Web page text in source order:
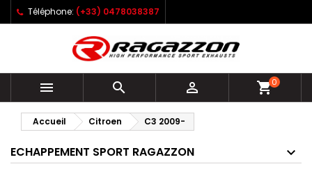
Téléphone: (+33) 0478038387
   shopping_cart0
Accueil Citroen C3 2009-
ECHAPPEMENT SPORT RAGAZZON